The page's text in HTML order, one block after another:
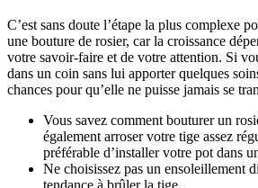
C’est sans doute l’étape la plus complexe
une bouture de rosier, car la croissance
votre savoir-faire et de votre attention. Si
dans un coin sans lui apporter quelques
chances pour qu’elle ne puisse jamais se
Vous savez comment bouturer un
également arroser votre tige assez
préférable d’installer votre pot dans
Ne choisissez pas un ensoleillement